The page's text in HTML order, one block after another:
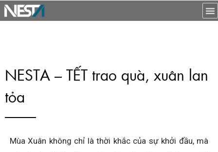
NESTA – TẾT trao quà, xuân lan
tỏa
Mùa Xuân không chỉ là thời khắc của sự khởi đầu, mà